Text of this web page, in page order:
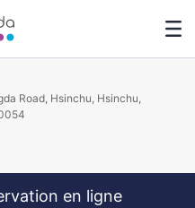
Road, Hsinchu, Hsinchu,
en ligne